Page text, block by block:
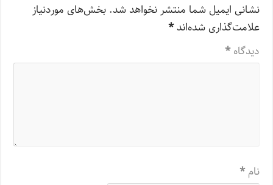
نشانی ایمیل شما منتشر نخواهد شد. بخش‌های موردنیاز
علامت‌گذاری شده‌اند*
دیدگاه*
نام*